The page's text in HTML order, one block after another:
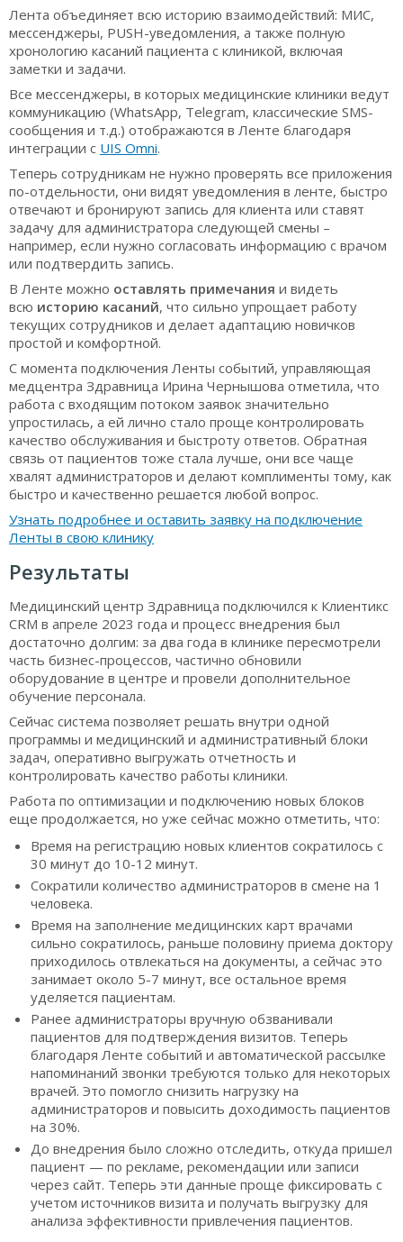
Лента объединяет всю историю взаимодействий: МИС,
мессенджеры, PUSH-уведомления, а также полную
хронологию касаний пациента с клиникой, включая
заметки и задачи.
Все мессенджеры, в которых медицинские клиники ведут
коммуникацию (WhatsApp, Telegram, классические SMS-
сообщения и т.д.) отображаются в Ленте благодаря
интеграции с UIS Omni.
Теперь сотрудникам не нужно проверять все приложения
по-отдельности, они видят уведомления в ленте, быстро
отвечают и бронируют запись для клиента или ставят
задачу для администратора следующей смены –
например, если нужно согласовать информацию с врачом
или подтвердить запись.
В Ленте можно оставлять примечания и видеть
всю историю касаний, что сильно упрощает работу
текущих сотрудников и делает адаптацию новичков
простой и комфортной.
С момента подключения Ленты событий, управляющая
медцентра Здравница Ирина Чернышова отметила, что
работа с входящим потоком заявок значительно
упростилась, а ей лично стало проще контролировать
качество обслуживания и быстроту ответов. Обратная
связь от пациентов тоже стала лучше, они все чаще
хвалят администраторов и делают комплименты тому, как
быстро и качественно решается любой вопрос.
Узнать подробнее и оставить заявку на подключение
Ленты в свою клинику
Результаты
Медицинский центр Здравница подключился к Клиентикс
CRM в апреле 2023 года и процесс внедрения был
достаточно долгим: за два года в клинике пересмотрели
часть бизнес-процессов, частично обновили
оборудование в центре и провели дополнительное
обучение персонала.
Сейчас система позволяет решать внутри одной
программы и медицинский и административный блоки
задач, оперативно выгружать отчетность и
контролировать качество работы клиники.
Работа по оптимизации и подключению новых блоков
еще продолжается, но уже сейчас можно отметить, что:
Время на регистрацию новых клиентов сократилось с
30 минут до 10-12 минут.
Сократили количество администраторов в смене на 1
человека.
Время на заполнение медицинских карт врачами
сильно сократилось, раньше половину приема доктору
приходилось отвлекаться на документы, а сейчас это
занимает около 5-7 минут, все остальное время
уделяется пациентам.
Ранее администраторы вручную обзванивали
пациентов для подтверждения визитов. Теперь
благодаря Ленте событий и автоматической рассылке
напоминаний звонки требуются только для некоторых
врачей. Это помогло снизить нагрузку на
администраторов и повысить доходимость пациентов
на 30%.
До внедрения было сложно отследить, откуда пришел
пациент — по рекламе, рекомендации или записи
через сайт. Теперь эти данные проще фиксировать с
учетом источников визита и получать выгрузку для
анализа эффективности привлечения пациентов.